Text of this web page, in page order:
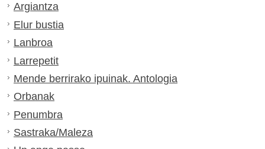
Argiantza
Elur bustia
Lanbroa
Larrepetit
Mende berrirako ipuinak. Antologia
Orbanak
Penumbra
Sastraka/Maleza